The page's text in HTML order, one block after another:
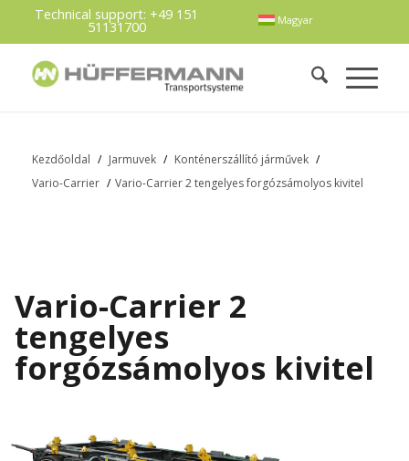
Magyar
Technical support: +49 151
51131700
Kezdőoldal / Jarmuvek / Konténerszállító járművek /
Vario-Carrier / Vario-Carrier 2 tengelyes forgózsámolyos kivitel
Vario-Carrier 2
tengelyes
forgózsámolyos kivitel